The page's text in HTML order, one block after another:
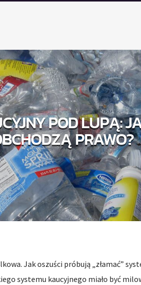
POD LUPĄ:
PRAWO?
Jak oszuści próbują „złamać”
systemu kaucyjnego miało być